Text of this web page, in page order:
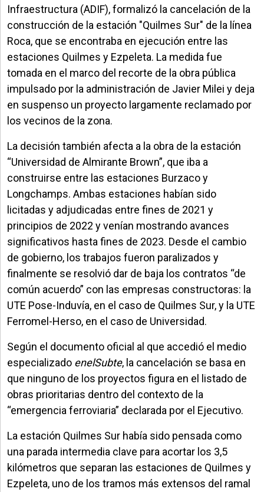
Infraestructura (ADIF), formalizó la cancelación de la
construcción de la estación "Quilmes Sur" de la línea
Roca, que se encontraba en ejecución entre las
estaciones Quilmes y Ezpeleta. La medida fue
tomada en el marco del recorte de la obra pública
impulsado por la administración de Javier Milei y deja
en suspenso un proyecto largamente reclamado por
los vecinos de la zona.
La decisión también afecta a la obra de la estación
“Universidad de Almirante Brown”, que iba a
construirse entre las estaciones Burzaco y
Longchamps. Ambas estaciones habían sido
licitadas y adjudicadas entre fines de 2021 y
principios de 2022 y venían mostrando avances
significativos hasta fines de 2023. Desde el cambio
de gobierno, los trabajos fueron paralizados y
finalmente se resolvió dar de baja los contratos “de
común acuerdo” con las empresas constructoras: la
UTE Pose-Induvía, en el caso de Quilmes Sur, y la UTE
Ferromel-Herso, en el caso de Universidad.
Según el documento oficial al que accedió el medio
especializado enelSubte, la cancelación se basa en
que ninguno de los proyectos figura en el listado de
obras prioritarias dentro del contexto de la
“emergencia ferroviaria” declarada por el Ejecutivo.
La estación Quilmes Sur había sido pensada como
una parada intermedia clave para acortar los 3,5
kilómetros que separan las estaciones de Quilmes y
Ezpeleta, uno de los tramos más extensos del ramal